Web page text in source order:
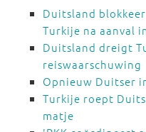
Duitsland
Turkije na aanval
Duitsland dreigt
reiswaarschuwing
Opnieuw Duitser
Turkije roept
matje